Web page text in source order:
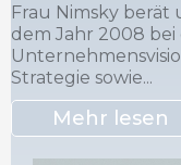
Frau Nimsky
dem Jahr 2008
Strategie sowie...
Mehr lesen